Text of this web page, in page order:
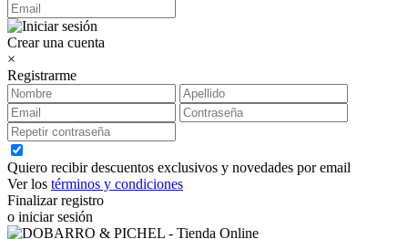
Crear una cuenta
×
Registrarme
Quiero recibir descuentos exclusivos y novedades por email
Ver los términos y condiciones
Finalizar registro
o iniciar sesión